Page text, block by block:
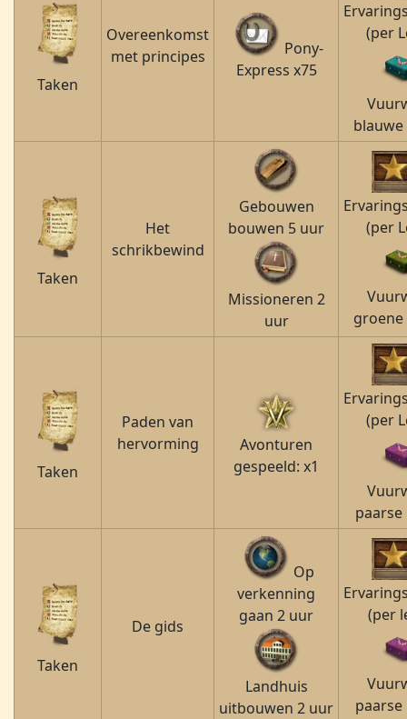
Taken
Overeenkomst
met principes
Pony-
Express x75
(per
Taken
Het
schrikbewind
Gebouwen
bouwen 5 uur
Missioneren 2
uur
(per
Taken
Paden van
hervorming
Avonturen
gespeeld: x1
(per
Taken
De gids
Op
verkenning
gaan 2 uur
Landhuis
uitbouwen 2 uur
(per